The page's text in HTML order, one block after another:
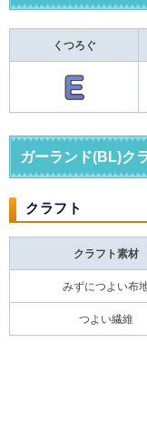
くつろぐ
ガーランド(BL)ク
クラフト
クラフト素材
みずにつよい布
つよい繊維